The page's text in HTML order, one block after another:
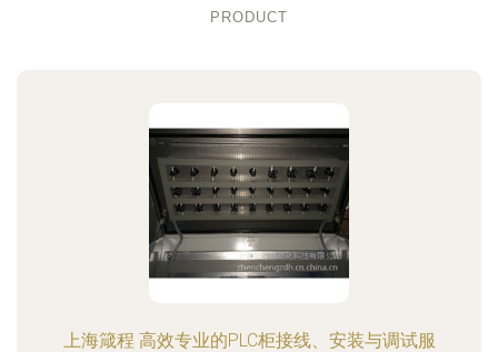
PRODUCT
上海箴程 高效专业的PLC柜接线、安装与调试服